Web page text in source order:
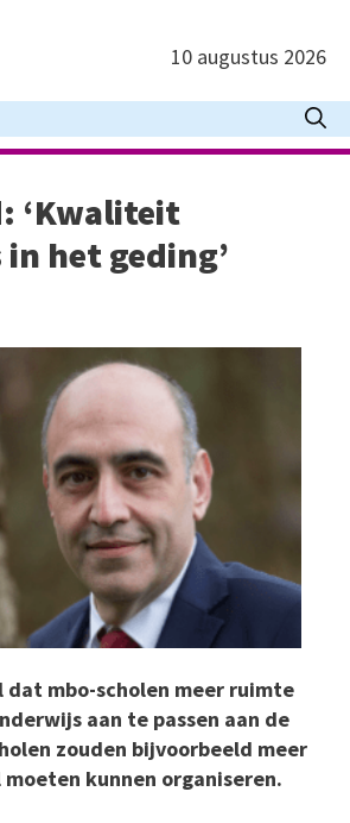
10 augustus 2026
‘Kwaliteit
het geding’
dat mbo-scholen meer ruimte
aan te passen aan de
zouden bijvoorbeeld meer
moeten kunnen organiseren.